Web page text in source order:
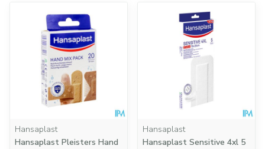
Hansaplast
Hansaplast Pleisters Hand
Hansaplast
Hansaplast Sensitive 4xl 5